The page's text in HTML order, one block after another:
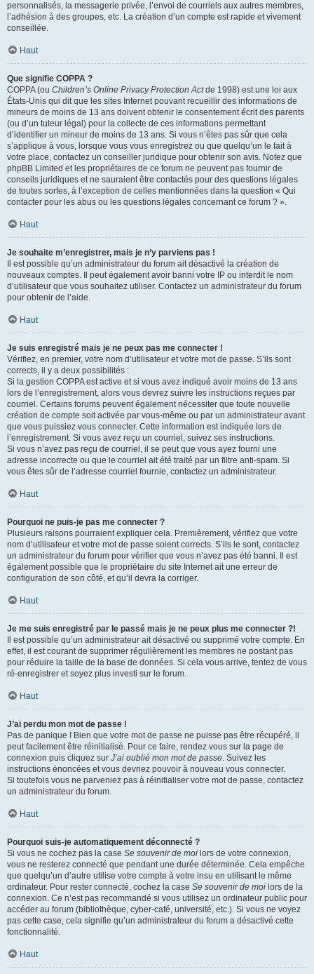
personnalisés, la messagerie privée, l’envoi de courriels aux autres membres,
l’adhésion à des groupes, etc. La création d’un compte est rapide et vivement
conseillée.
Haut
Que signifie COPPA ?
COPPA (ou Children’s Online Privacy Protection Actde 1998) est une loi aux
États-Unis qui dit que les sites Internet pouvant recueillir des informations de
mineurs de moins de 13 ans doivent obtenir le consentement écrit des parents
(ou d’un tuteur légal) pour la collecte de ces informations permettant
d’identifier un mineur de moins de 13 ans. Si vous n’êtes pas sûr que cela
s’applique à vous, lorsque vous vous enregistrez ou que quelqu’un le fait à
votre place, contactez un conseiller juridique pour obtenir son avis. Notez que
phpBB Limited et les propriétaires de ce forum ne peuvent pas fournir de
conseils juridiques et ne sauraient être contactés pour des questions légales
de toutes sortes, à l’exception de celles mentionnées dans la question « Qui
contacter pour les abus ou les questions légales concernant ce forum ? ».
Haut
Je souhaite m’enregistrer, mais je n’y parviens pas !
Il est possible qu’un administrateur du forum ait désactivé la création de
nouveaux comptes. Il peut également avoir banni votre IP ou interdit le nom
d’utilisateur que vous souhaitez utiliser. Contactez un administrateur du forum
pour obtenir de l’aide.
Haut
Je suis enregistré mais je ne peux pas me connecter !
Vérifiez, en premier, votre nom d’utilisateur et votre mot de passe. S’ils sont
corrects, il y a deux possibilités :
Si la gestion COPPA est active et si vous avez indiqué avoir moins de 13 ans
lors de l’enregistrement, alors vous devrez suivre les instructions reçues par
courriel. Certains forums peuvent également nécessiter que toute nouvelle
création de compte soit activée par vous-même ou par un administrateur avant
que vous puissiez vous connecter. Cette information est indiquée lors de
l’enregistrement. Si vous avez reçu un courriel, suivez ses instructions.
Si vous n’avez pas reçu de courriel, il se peut que vous ayez fourni une
adresse incorrecte ou que le courriel ait été traité par un filtre anti-spam. Si
vous êtes sûr de l’adresse courriel fournie, contactez un administrateur.
Haut
Pourquoi ne puis-je pas me connecter ?
Plusieurs raisons pourraient expliquer cela. Premièrement, vérifiez que votre
nom d’utilisateur et votre mot de passe soient corrects. S’ils le sont, contactez
un administrateur du forum pour vérifier que vous n’avez pas été banni. Il est
également possible que le propriétaire du site Internet ait une erreur de
configuration de son côté, et qu’il devra la corriger.
Haut
Je me suis enregistré par le passé mais je ne peux plus me connecter ?!
Il est possible qu’un administrateur ait désactivé ou supprimé votre compte. En
effet, il est courant de supprimer régulièrement les membres ne postant pas
pour réduire la taille de la base de données. Si cela vous arrive, tentez de vous
ré-enregistrer et soyez plus investi sur le forum.
Haut
J’ai perdu mon mot de passe !
Pas de panique ! Bien que votre mot de passe ne puisse pas être récupéré, il
peut facilement être réinitialisé. Pour ce faire, rendez vous sur la page de
connexion puis cliquez sur J’ai oublié mon mot de passe. Suivez les
instructions énoncées et vous devriez pouvoir à nouveau vous connecter.
Si toutefois vous ne parveniez pas à réinitialiser votre mot de passe, contactez
un administrateur du forum.
Haut
Pourquoi suis-je automatiquement déconnecté ?
Si vous ne cochez pas la case Se souvenir de moi lors de votre connexion,
vous ne resterez connecté que pendant une durée déterminée. Cela empêche
que quelqu’un d’autre utilise votre compte à votre insu en utilisant le même
ordinateur. Pour rester connecté, cochez la case Se souvenir de moi lors de la
connexion. Ce n’est pas recommandé si vous utilisez un ordinateur public pour
accéder au forum (bibliothèque, cyber-café, université, etc.). Si vous ne voyez
pas cette case, cela signifie qu’un administrateur du forum a désactivé cette
fonctionnalité.
Haut